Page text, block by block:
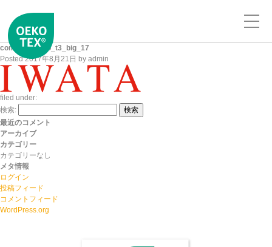
company_logo_t3_big_17
Posted2017年8月21日 by admin
filed under:
検索:
検索
最近のコメント
アーカイブ
カテゴリー
カテゴリーなし
メタ情報
ログイン
投稿フィード
コメントフィード
WordPress.org